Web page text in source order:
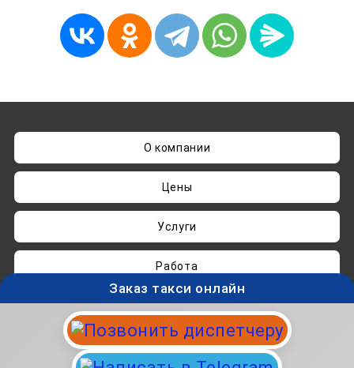
О компании
Цены
Услуги
Работа
Нашли ошибку? Пишите наadmin@taksisvo.ru
Такси для СВОих - taksisvo.ru © 05.2025-2026.
Вся информация на данном сайте носит
Заказ такси онлайн